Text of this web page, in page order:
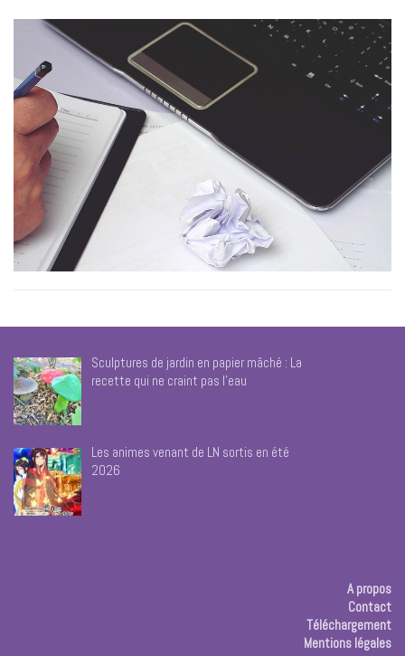
Sculptures de jardin en papier mâché : La
recette qui ne craint pas l’eau
Les animes venant de LN sortis en été
2026
A propos
Contact
Téléchargement
Mentions légales